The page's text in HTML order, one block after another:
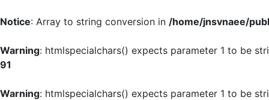
Notice: Array to string conversion in /home/jnsvnaee/
Warning: htmlspecialchars() expects parameter 1 to be
91
Warning: htmlspecialchars() expects parameter 1 to be